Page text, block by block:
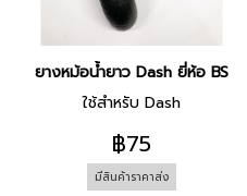
ยางหม้อน้ำยาว Dash ยี่ห้อ BS
ใช้สำหรับ Dash
฿75
มีสินค้าราคาส่ง